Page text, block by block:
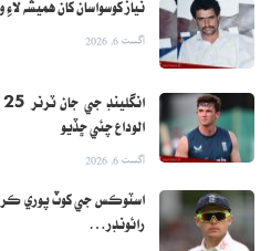
نياز کوسواسان کان هميشه
اگست 6, 2026
الوداع چئي ڇڏيو
اگست 6, 2026
اسٽوڪس جي کوٽ پوري ڪرڻ
رائونڊر…